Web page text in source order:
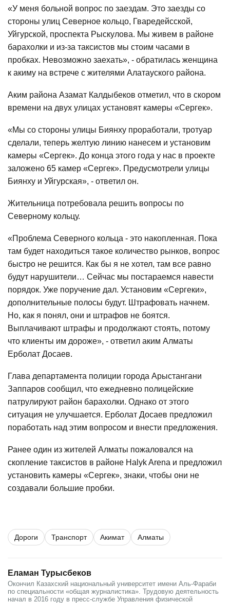
«У меня больной вопрос по заездам. Это заезды со
стороны улиц Северное кольцо, Гваредейсской,
Уйгурской, проспекта Рыскулова. Мы живем в районе
барахолки и из-за таксистов мы стоим часами в
пробках. Невозможно заехать», - обратилась женщина
к акиму на встрече с жителями Алатауского района.
Аким района Азамат Калдыбеков отметил, что в скором
времени на двух улицах установят камеры «Сергек».
«Мы со стороны улицы Биянху проработали, тротуар
сделали, теперь желтую линию нанесем и установим
камеры «Сергек». До конца этого года у нас в проекте
заложено 65 камер «Сергек». Предусмотрели улицы
Биянху и Уйгурская», - ответил он.
Жительница потребовала решить вопросы по
Северному кольцу.
«Проблема Северного кольца - это накопленная. Пока
там будет находиться такое количество рынков, вопрос
быстро не решится. Как бы я не хотел, там все равно
будут нарушители… Сейчас мы постараемся навести
порядок. Уже поручение дал. Установим «Сергеки»,
дополнительные полосы будут. Штрафовать начнем.
Но, как я понял, они и штрафов не боятся.
Выплачивают штрафы и продолжают стоять, потому
что клиенты им дороже», - ответил аким Алматы
Ерболат Досаев.
Глава департамента полиции города Арыстангани
Заппаров сообщил, что ежедневно полицейские
патрулируют район барахолки. Однако от этого
ситуация не улучшается. Ерболат Досаев предложил
поработать над этим вопросом и внести предложения.
Ранее один из жителей Алматы пожаловался на
скопление таксистов в районе Halyk Arena и предложил
установить камеры «Сергек», знаки, чтобы они не
создавали большие пробки.
Дороги Транспорт Акимат Алматы
Еламан Турысбеков
Окончил Казахский национальный университет имени Аль-Фараби
по специальности «общая журналистика». Трудовую деятельность
начал в 2016 году в пресс-службе Управления физической